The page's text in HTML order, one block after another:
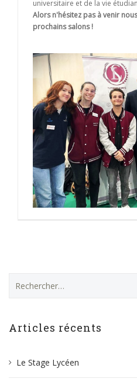
universitaire et de la vie
Alors n'hésitez pas à venir
prochains salons !
Articles récents
Le Stage Lycéen